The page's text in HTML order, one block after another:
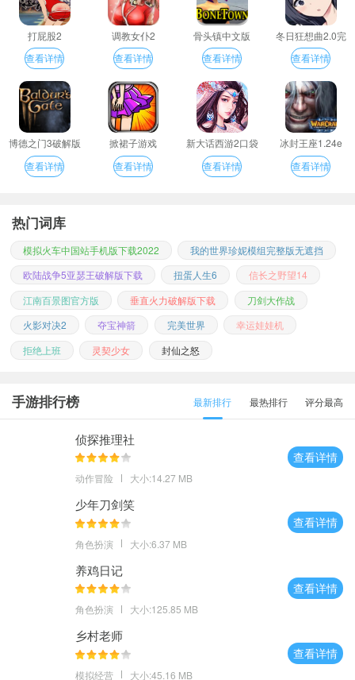
打屁股2
查看详情
调教女仆2
查看详情
骨头镇中文版
查看详情
冬日狂想曲2.0完
整汉化版
查看详情
博德之门3破解版
查看详情
掀裙子游戏
查看详情
新大话西游2口袋
版
查看详情
冰封王座1.24e
查看详情
热门词库
模拟火车中国站手机版下载2022
我的世界珍妮模组完整版无遮挡
欧陆战争5亚瑟王破解版下载
扭蛋人生6
信长之野望14
江南百景图官方版
垂直火力破解版下载
刀剑大作战
火影对决2
夺宝神箭 完美世界
幸运娃娃机
拒绝上班
灵契少女 封仙之怒
手游排行榜 最新排行 最热排行 评分最高
侦探推理社
动作冒险 大小:14.27 MB
查看详情
少年刀剑笑
角色扮演 大小:6.37 MB
查看详情
养鸡日记
角色扮演 大小:125.85 MB
查看详情
乡村老师
模拟经营 大小:45.16 MB
查看详情